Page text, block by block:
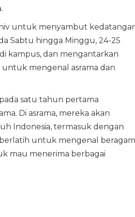
untuk menyambut
Sabtu hingga Minggu, 24-25
kampus, dan mengantarkan
untuk mengenal asrama dan
satu tahun pertama
Di asrama, mereka akan
Indonesia, termasuk dengan
berlatih untuk mengenal beragam
mau menerima berbagai